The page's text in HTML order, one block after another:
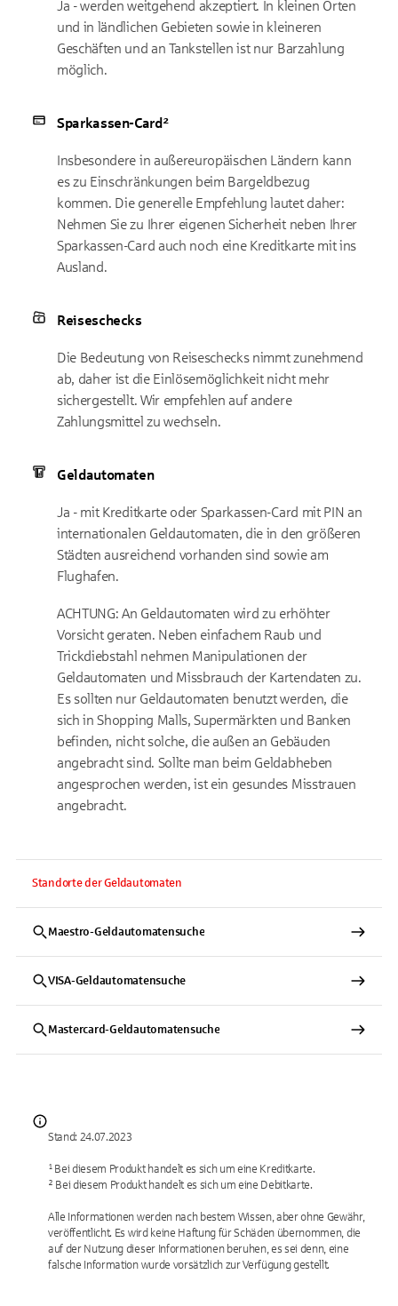
Ja - werden weitgehend akzeptiert. In kleinen Orten
und in ländlichen Gebieten sowie in kleineren
Geschäften und an Tankstellen ist nur Barzahlung
möglich.
Sparkassen-Card²
Insbesondere in außereuropäischen Ländern kann
es zu Einschränkungen beim Bargeldbezug
kommen. Die generelle Empfehlung lautet daher:
Nehmen Sie zu Ihrer eigenen Sicherheit neben Ihrer
Sparkassen-Card auch noch eine Kreditkarte mit ins
Ausland.
Reiseschecks
Die Bedeutung von Reiseschecks nimmt zunehmend
ab, daher ist die Einlösemöglichkeit nicht mehr
sichergestellt. Wir empfehlen auf andere
Zahlungsmittel zu wechseln.
Geldautomaten
Ja - mit Kreditkarte oder Sparkassen-Card mit PIN an
internationalen Geldautomaten, die in den größeren
Städten ausreichend vorhanden sind sowie am
Flughafen.
ACHTUNG: An Geldautomaten wird zu erhöhter
Vorsicht geraten. Neben einfachem Raub und
Trickdiebstahl nehmen Manipulationen der
Geldautomaten und Missbrauch der Kartendaten zu.
Es sollten nur Geldautomaten benutzt werden, die
sich in Shopping Malls, Supermärkten und Banken
befinden, nicht solche, die außen an Gebäuden
angebracht sind. Sollte man beim Geldabheben
angesprochen werden, ist ein gesundes Misstrauen
angebracht.
Standorte der Geldautomaten
Maestro-Geldautomatensuche
VISA-Geldautomatensuche
Mastercard-Geldautomatensuche
Stand: 24.07.2023
¹ Bei diesem Produkt handelt es sich um eine Kreditkarte.
² Bei diesem Produkt handelt es sich um eine Debitkarte.
Alle Informationen werden nach bestem Wissen, aber ohne Gewähr,
veröffentlicht. Es wird keine Haftung für Schäden übernommen, die
auf der Nutzung dieser Informationen beruhen, es sei denn, eine
falsche Information wurde vorsätzlich zur Verfügung gestellt.